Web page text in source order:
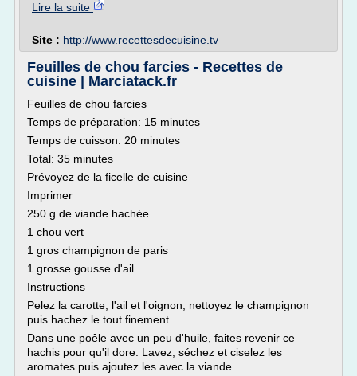
Lire la suite
Site : http://www.recettesdecuisine.tv
Feuilles de chou farcies - Recettes de
cuisine | Marciatack.fr
Feuilles de chou farcies
Temps de préparation: 15 minutes
Temps de cuisson: 20 minutes
Total: 35 minutes
Prévoyez de la ficelle de cuisine
Imprimer
250 g de viande hachée
1 chou vert
1 gros champignon de paris
1 grosse gousse d'ail
Instructions
Pelez la carotte, l'ail et l'oignon, nettoyez le champignon
puis hachez le tout finement.
Dans une poêle avec un peu d'huile, faites revenir ce
hachis pour qu'il dore. Lavez, séchez et ciselez les
aromates puis ajoutez les avec la viande...